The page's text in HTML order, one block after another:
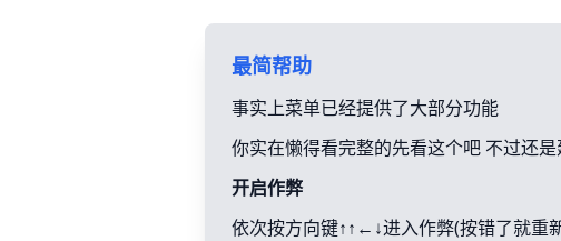
最简帮助
事实上菜单已经提供了大部分功能
你实在懒得看完整的先看这个吧 不过还
开启作弊
依次按方向键↑↑←↓进入作弊(按错了就重